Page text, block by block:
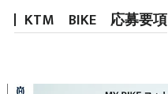
KTM BIKE 応募要項